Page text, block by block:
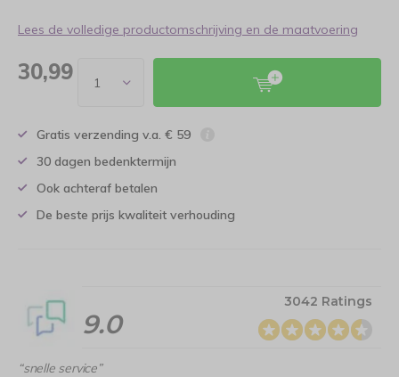
Lees de volledige productomschrijving en de maatvoering
30,99
Gratis verzending v.a. € 59
30 dagen bedenktermijn
Ook achteraf betalen
De beste prijs kwaliteit verhouding
9.0
3042 Ratings
“snelle service”